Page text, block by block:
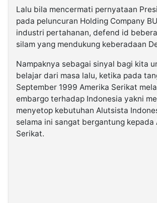
Lalu bila mencermati pernyataan
pada peluncuran Holding Company
industri pertahanan, defend id
silam yang mendukung keberadaan
Nampaknya sebagai sinyal bagi kita
belajar dari masa lalu, ketika pada
September 1999 Amerika Serikat
embargo terhadap Indonesia yakni
menyetop kebutuhan Alutsista
selama ini sangat bergantung kepada
Serikat.